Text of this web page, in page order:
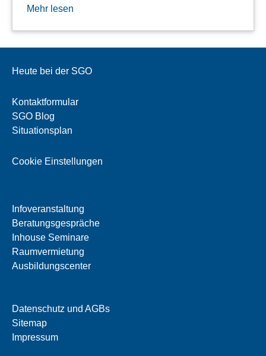
Mehr lesen
Heute bei der SGO
Kontaktformular
SGO Blog
Situationsplan
Cookie Einstellungen
Infoveranstaltung
Beratungsgespräche
Inhouse Seminare
Raumvermietung
Ausbildungscenter
Datenschutz und AGBs
Sitemap
Impressum